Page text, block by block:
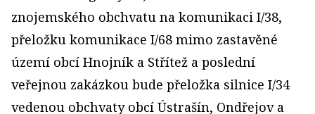
znojemského obchvatu na komunikaci I/38,
přeložku komunikace I/68 mimo zastavěné
území obcí Hnojník a Střítež a poslední
veřejnou zakázkou bude přeložka silnice I/34
vedenou obchvaty obcí Ústrašín, Ondřejov a